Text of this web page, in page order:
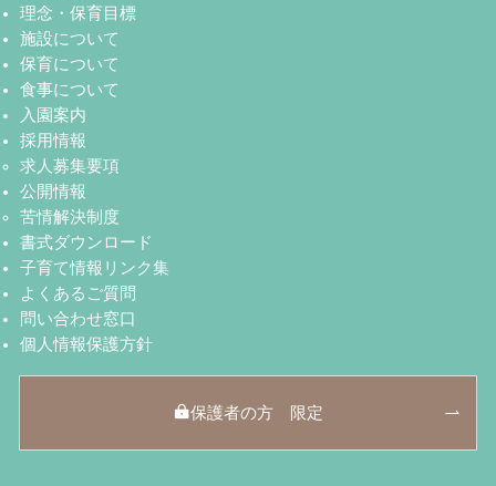
理念・保育目標
施設について
保育について
食事について
入園案内
採用情報
求人募集要項
公開情報
苦情解決制度
書式ダウンロード
子育て情報リンク集
よくあるご質問
問い合わせ窓口
個人情報保護方針
保護者の方 限定